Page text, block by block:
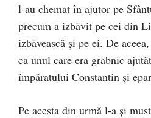
l-au chemat în ajutor pe
precum a izbăvit pe cei din
izbăvească şi pe ei. De
ca unul care era grabnic
împăratului Constantin şi
Pe acesta din urmă l-a şi